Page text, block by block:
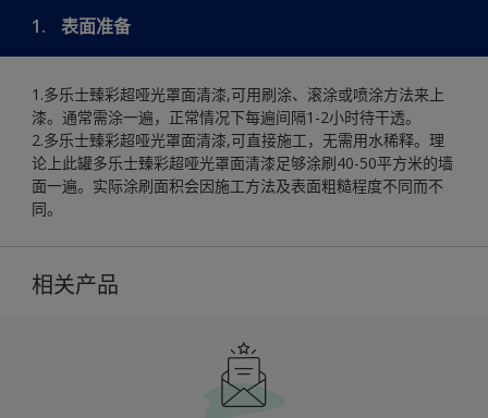
1. 表面准备
1.多乐士臻彩超哑光罩面清漆,可用刷涂、滚涂或喷涂方法来上
漆。通常需涂一遍，正常情况下每遍间隔1-2小时待干透。
2.多乐士臻彩超哑光罩面清漆,可直接施工，无需用水稀释。理
论上此罐多乐士臻彩超哑光罩面清漆足够涂刷40-50平方米的墙
面一遍。实际涂刷面积会因施工方法及表面粗糙程度不同而不
同。
相关产品